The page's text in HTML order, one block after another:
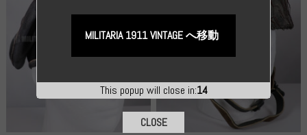
This popup will close in:14
MILITARIA 1911 VINTAGE へ移動
CLOSE